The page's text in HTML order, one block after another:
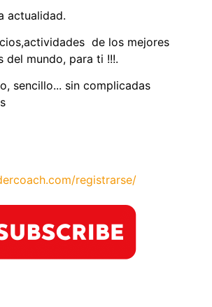
actualidad.
de los mejores
del mundo, para ti !!!.
sencillo... sin complicadas
registrarse/